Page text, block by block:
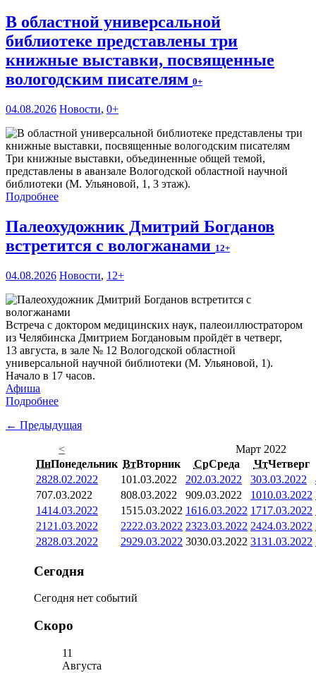
В областной универсальной
библиотеке представлены три
книжные выставки, посвященные
вологодским писателям 0+
04.08.2026 Новости, 0+
Три книжные выставки, объединенные общей темой,
представлены в аванзале Вологодской областной научной
библиотеки (М. Ульяновой, 1, 3 этаж).
Подробнее
Палеохудожник Дмитрий Богданов
встретится с вологжанами 12+
04.08.2026 Новости, 12+
Встреча с доктором медицинских наук, палеоиллюстратором
из Челябинска Дмитрием Богдановым пройдёт в четверг,
13 августа, в зале № 12 Вологодской областной
универсальной научной библиотеки (М. Ульяновой, 1).
Начало в 17 часов.
Афиша
Подробнее
← Предыдущая
<
Март 2022
ПнПонедельник ВтВторник СрСреда ЧтЧетверг
2828.02.2022 101.03.2022 202.03.2022 303.03.2022
707.03.2022 808.03.2022 909.03.2022 1010.03.2022
1414.03.2022 1515.03.2022 1616.03.2022 1717.03.2022
21 21.03.2022 2222.03.2022 2323.03.2022 2424.03.2022
2828.03.2022 2929.03.2022 3030.03.2022 3131.03.2022
Сегодня
Сегодня нет событий
Скоро
11
Августа